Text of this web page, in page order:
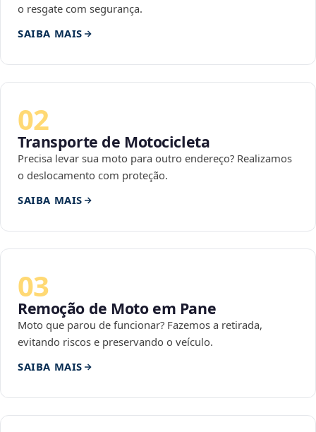
o resgate com segurança.
SAIBA MAIS
02
Transporte de Motocicleta
Precisa levar sua moto para outro endereço? Realizamos
o deslocamento com proteção.
SAIBA MAIS
03
Remoção de Moto em Pane
Moto que parou de funcionar? Fazemos a retirada,
evitando riscos e preservando o veículo.
SAIBA MAIS